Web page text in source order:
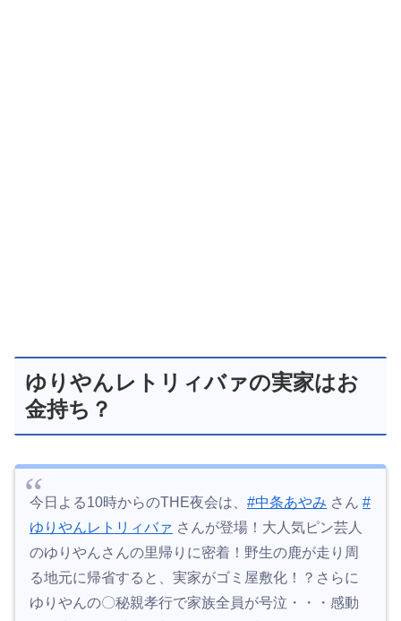
ゆりやんレトリィバァの実家はお
金持ち？
今日よる10時からのTHE夜会は、 #中条あやみ さん #
ゆりやんレトリィバァ さんが登場！大人気ピン芸人
のゆりやんさんの里帰りに密着！野生の鹿が走り周
る地元に帰省すると、実家がゴミ屋敷化！？さらに
ゆりやんの〇秘親孝行で家族全員が号泣・・・感動